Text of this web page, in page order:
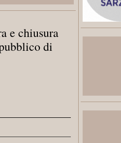
e chiusura
di